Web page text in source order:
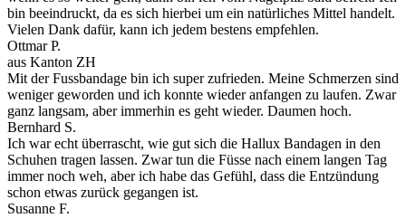
bin beeindruckt, da es sich hierbei um ein natürliches Mittel handelt.
Vielen Dank dafür, kann ich jedem bestens empfehlen.
Ottmar P.
aus Kanton ZH
Mit der Fussbandage bin ich super zufrieden. Meine Schmerzen sind
weniger geworden und ich konnte wieder anfangen zu laufen. Zwar
ganz langsam, aber immerhin es geht wieder. Daumen hoch.
Bernhard S.
Ich war echt überrascht, wie gut sich die Hallux Bandagen in den
Schuhen tragen lassen. Zwar tun die Füsse nach einem langen Tag
immer noch weh, aber ich habe das Gefühl, dass die Entzündung
schon etwas zurück gegangen ist.
Susanne F.